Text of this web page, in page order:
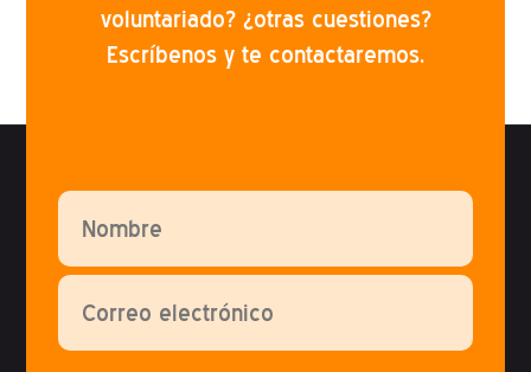
voluntariado? ¿otras cuestiones?
Escríbenos y te contactaremos.
Por favor, deja este campo vacío.